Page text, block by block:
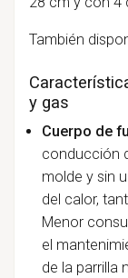
También
y gas
Cuerpo de
conducción
molde y sin
del calor,
Menor
el
de la parrilla